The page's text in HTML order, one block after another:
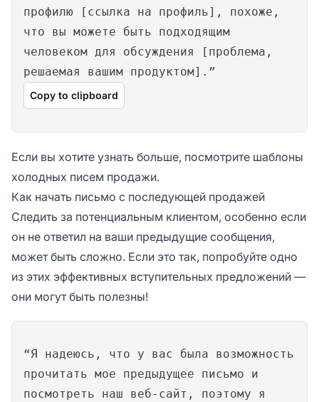
профилю [ссылка на профиль], похоже,
что вы можете быть подходящим
человеком для обсуждения [проблема,
решаемая вашим продуктом].”
Copy to clipboard
Если вы хотите узнать больше, посмотрите шаблоны
холодных писем продажи.
Как начать письмо с последующей продажей
Следить за потенциальным клиентом, особенно если
он не ответил на ваши предыдущие сообщения,
может быть сложно. Если это так, попробуйте одно
из этих эффективных вступительных предложений —
они могут быть полезны!
“Я надеюсь, что у вас была возможность
прочитать мое предыдущее письмо и
посмотреть наш веб-сайт, поэтому я